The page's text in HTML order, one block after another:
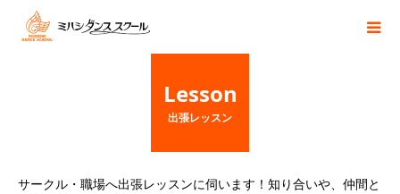
Lesson
出張レッスン
サークル・職場へ出張レッスンに伺います！知り合いや、仲間と